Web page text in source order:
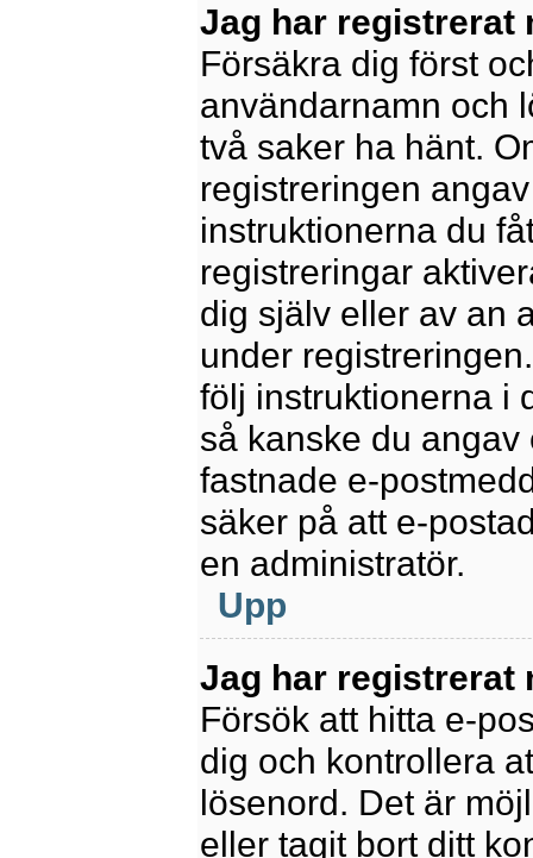
Jag har registrerat
Försäkra dig först
användarnamn och
två saker ha hänt.
registreringen
instruktionerna du
registreringar
dig själv eller av an
under
följ instruktionerna i
så kanske du
fastnade e-
säker på att e-
en administratör.
Upp
Jag har registrerat
Försök att hitta e-
dig och kontrollera
lösenord. Det är
eller tagit bort ditt